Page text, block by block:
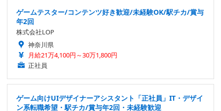
ゲームテスター/コンテンツ好き歓迎/未経験OK/駅チカ/賞与
年2回
株式会社LOP
神奈川県
月給21万4,100円～30万1,800円
正社員
ゲーム向けUIデザイナーアシスタント「正社員」IT・デザイ
ン系転職希望・駅チカ/賞与年2回・未経験歓迎